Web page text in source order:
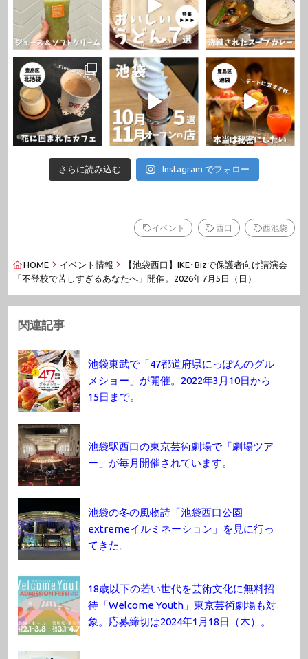
さらに読み込む Instagram でフォロー
イベント 西口 西池袋
HOME イベント情報
【池袋西口】IKE･Bizで保護者向け講演会
「不登校で苦しすぎるあなたへ」開催。2026年7月5日（日）
関連記事
池袋東武で「47都道府県にっぽんのグル
メショー」が開催。2022年3月10日から
15日まで。
池袋駅西口の東京芸術劇場で「劇場ツア
ー」が毎月開催されています。
池袋の冬の風物詩「池袋西口公園
extremeイルミネーション」を見に行っ
てきた。
18歳以下の若い世代を芸術文化に無料招
待「Welcome Youth」東京芸術劇場も対
象。応募締切は2024年1月18日（木）。